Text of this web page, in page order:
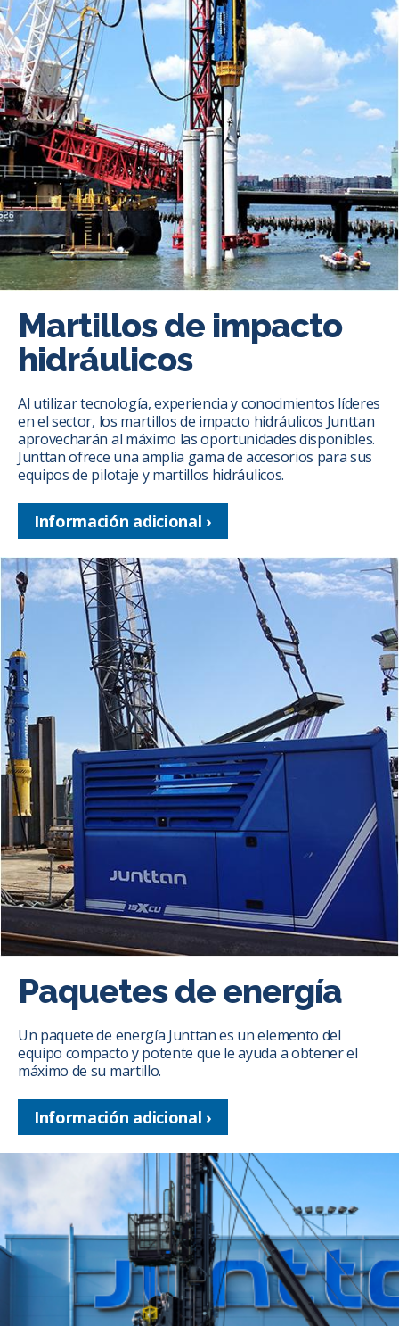
Martillos de impacto
hidráulicos
Al utilizar tecnología, experiencia y conocimientos líderes
en el sector, los martillos de impacto hidráulicos Junttan
aprovecharán al máximo las oportunidades disponibles.
Junttan ofrece una amplia gama de accesorios para sus
equipos de pilotaje y martillos hidráulicos.
Información adicional
Paquetes de energía
Un paquete de energía Junttan es un elemento del
equipo compacto y potente que le ayuda a obtener el
máximo de su martillo.
Información adicional